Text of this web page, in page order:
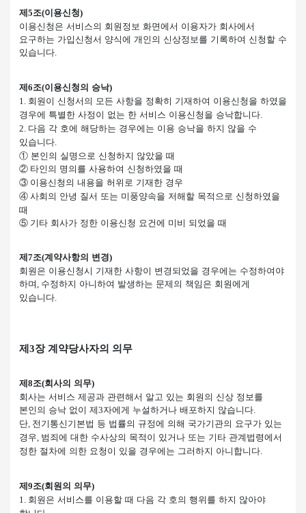
제 5조(이용신청)
이용신청은 서비스의 회원정보 화면에서 이용자가 회사에서
요구하는 가입신청서 양식에 개인의 신상정보를 기록하여 신청할 수
있습니다.
제6조(이용신청의 승낙)
1. 회원이 신청서의 모든 사항을 정확히 기재하여 이용신청을 하였을
경우에 특별한 사정이 없는 한 서비스 이용신청을 승낙합니다.
2. 다음 각 호에 해당하는 경우에는 이용 승낙을 하지 않을 수
있습니다.
① 본인의 실명으로 신청하지 않았을 때
② 타인의 명의를 사용하여 신청하였을 때
③ 이용신청의 내용을 허위로 기재한 경우
④ 사회의 안녕 질서 또는 미풍양속을 저해할 목적으로 신청하였을
때
⑤ 기타 회사가 정한 이용신청 요건에 미비 되었을 때
제 7조(계약사항의 변경)
회원은 이용신청시 기재한 사항이 변경되었을 경우에는 수정하여야
하며, 수정하지 아니하여 발생하는 문제의 책임은 회원에게
있습니다.
제 3장 계약당사자의 의무
제 8조(회사의 의무)
회사는 서비스 제공과 관련해서 알고 있는 회원의 신상 정보를
본인의 승낙 없이 제3자에게 누설하거나 배포하지 않습니다.
단, 전기통신기본법 등 법률의 규정에 의해 국가기관의 요구가 있는
경우, 범죄에 대한 수사상의 목적이 있거나 또는 기타 관계법령에서
정한 절차에 의한 요청이 있을 경우에는 그러하지 아니합니다.
제 9조(회원의 의무)
1. 회원은 서비스를 이용할 때 다음 각 호의 행위를 하지 않아야